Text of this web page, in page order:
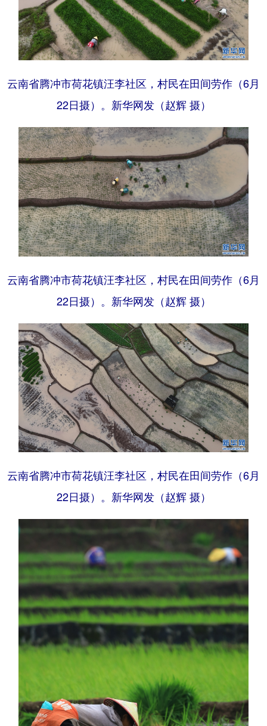
云南省腾冲市荷花镇汪李社区，村民在田间劳作（6月
22日摄）。新华网发（赵辉 摄）
云南省腾冲市荷花镇汪李社区，村民在田间劳作（6月
22日摄）。新华网发（赵辉 摄）
云南省腾冲市荷花镇汪李社区，村民在田间劳作（6月
22日摄）。新华网发（赵辉 摄）